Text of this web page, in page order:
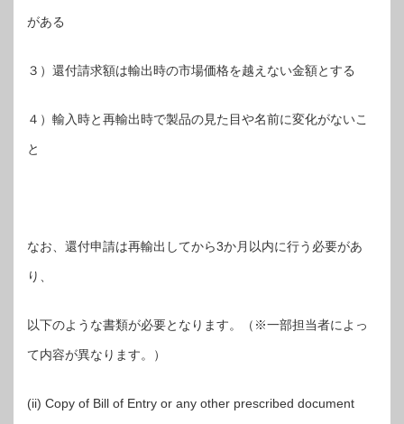
がある
３）還付請求額は輸出時の市場価格を越えない金額とする
４）輸入時と再輸出時で製品の見た目や名前に変化がないこ
と
なお、還付申請は再輸出してから3か月以内に行う必要があ
り、
以下のような書類が必要となります。（※一部担当者によっ
て内容が異なります。）
(ii) Copy of Bill of Entry or any other prescribed document